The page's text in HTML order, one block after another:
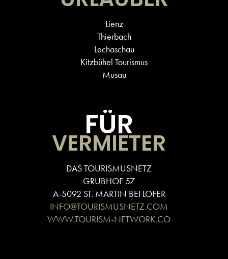
Lienz
Thierbach
Lechaschau
Kitzbühel Tourismus
Musau
FÜR
VERMIETER
DAS TOURISMUSNETZ
GRUBHOF 57
A-5092 ST. MARTIN BEI LOFER
INFO@TOURISMUSNETZ.COM
WWW.TOURISM-NETWORK.CO